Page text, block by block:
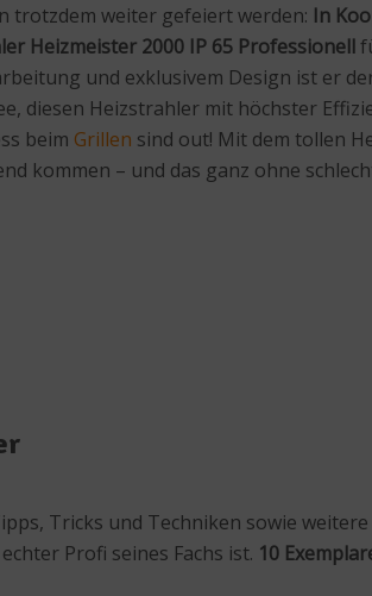
trotzdem weiter gefeiert werden: In
Heizmeister 2000 IP 65 Professionell
und exklusivem Design ist er
diesen Heizstrahler mit höchster
beim Grillen sind out! Mit dem tollen
kommen – und das ganz ohne
Tricks und Techniken sowie
Profi seines Fachs ist. 10